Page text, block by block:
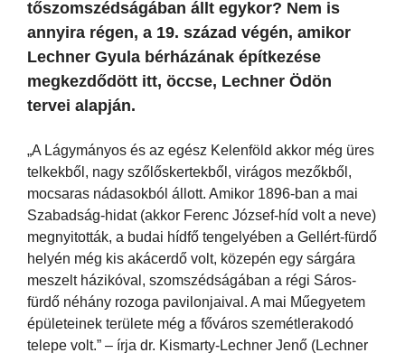
tőszomszédságában állt egykor? Nem is
annyira régen, a 19. század végén, amikor
Lechner Gyula bérházának építkezése
megkezdődött itt, öccse, Lechner Ödön
tervei alapján.
„A Lágymányos és az egész Kelenföld akkor még üres
telkekből, nagy szőlőskertekből, virágos mezőkből,
mocsaras nádasokból állott. Amikor 1896-ban a mai
Szabadság-hidat (akkor Ferenc József-híd volt a neve)
megnyitották, a budai hídfő tengelyében a Gellért-fürdő
helyén még kis akácerdő volt, közepén egy sárgára
meszelt házikóval, szomszédságában a régi Sáros-
fürdő néhány rozoga pavilonjaival. A mai Műegyetem
épületeinek területe még a főváros szemétlerakodó
telepe volt.” – írja dr. Kismarty-Lechner Jenő (Lechner